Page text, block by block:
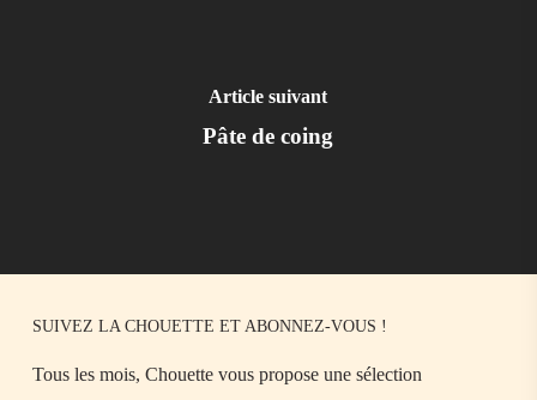
Article suivant
Pâte de coing
SUIVEZ LA CHOUETTE ET ABONNEZ-VOUS !
Tous les mois, Chouette vous propose une sélection